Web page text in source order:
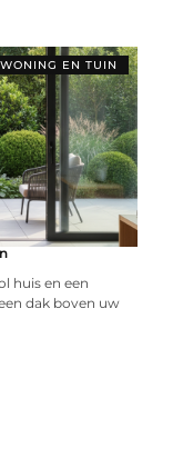
WONING EN TUIN
huis en een
dak boven uw